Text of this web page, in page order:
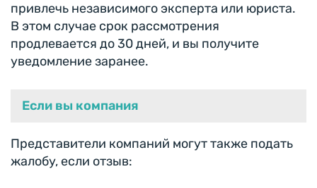
привлечь независимого эксперта или юриста.
В этом случае срок рассмотрения
продлевается до 30 дней, и вы получите
уведомление заранее.
Если вы компания
Представители компаний могут также подать
жалобу, если отзыв: